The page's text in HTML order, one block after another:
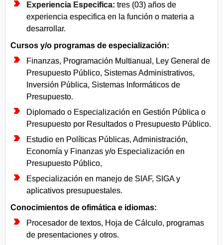
Experiencia Especifica: tres (03) años de
experiencia especifica en la función o materia a
desarrollar.
Cursos y/o programas de especialización:
Finanzas, Programación Multianual, Ley General de
Presupuesto Público, Sistemas Administrativos,
Inversión Pública, Sistemas Informáticos de
Presupuesto.
Diplomado o Especialización en Gestión Pública o
Presupuesto por Resultados o Presupuesto Público.
Estudio en Políticas Públicas, Administración,
Economía y Finanzas y/o Especialización en
Presupuesto Público,
Especialización en manejo de SIAF, SIGA y
aplicativos presupuestales.
Conocimientos de ofimática e idiomas:
Procesador de textos, Hoja de Cálculo, programas
de presentaciones y otros.